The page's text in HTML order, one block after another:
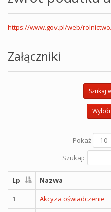
https://www.gov.pl/web/
Załączniki
Szukaj
Pokaż
Szukaj:
Lp Nazwa
1 Akcyza oświadczenie